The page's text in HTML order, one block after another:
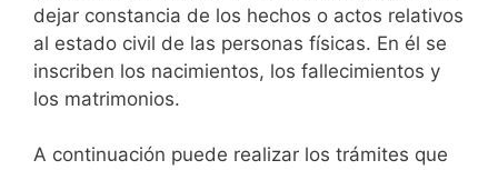
dejar constancia de los hechos o actos relativos
al estado civil de las personas físicas. En él se
inscriben los nacimientos, los fallecimientos y
los matrimonios.
A continuación puede realizar los trámites que